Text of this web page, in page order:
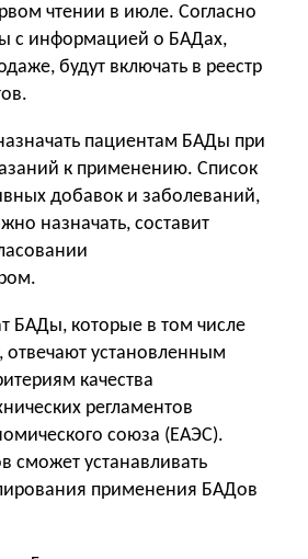
чтении в июле. Согласно
с информацией о БАДах,
будут включать в реестр
пациентам БАДы при
к применению. Список
добавок и заболеваний,
назначать, составит
БАДы, которые в том числе
установленным
качества
регламентов
союза (ЕАЭС).
сможет устанавливать
применения БАДов